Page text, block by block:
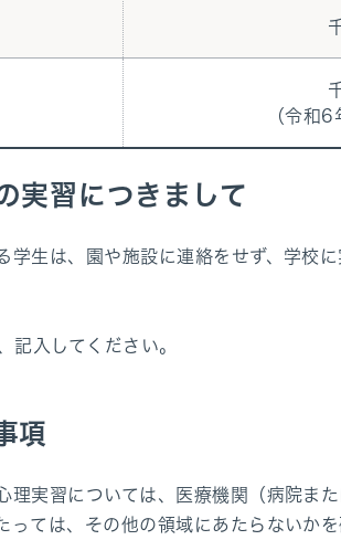
（令和6
実習につきまして
生は、園や施設に連絡をせず、学校
記入してください。
項
理実習については、医療機関（病院ま
ては、その他の領域にあたらないか